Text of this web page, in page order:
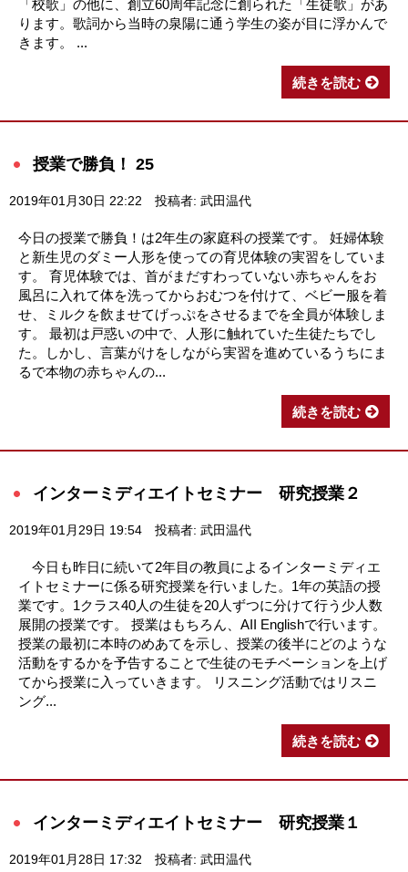
「校歌」の他に、創立60周年記念に創られた「生徒歌」があ
ります。歌詞から当時の泉陽に通う学生の姿が目に浮かんで
きます。 ...
続きを読む
授業で勝負！ 25
2019年01月30日 22:22 投稿者: 武田温代
今日の授業で勝負！は2年生の家庭科の授業です。 妊婦体験
と新生児のダミー人形を使っての育児体験の実習をしていま
す。 育児体験では、首がまだすわっていない赤ちゃんをお
風呂に入れて体を洗ってからおむつを付けて、ベビー服を着
せ、ミルクを飲ませてげっぷをさせるまでを全員が体験しま
す。 最初は戸惑いの中で、人形に触れていた生徒たちでし
た。しかし、言葉がけをしながら実習を進めているうちにま
るで本物の赤ちゃんの...
続きを読む
インターミディエイトセミナー 研究授業２
2019年01月29日 19:54 投稿者: 武田温代
今日も昨日に続いて2年目の教員によるインターミディエ
イトセミナーに係る研究授業を行いました。1年の英語の授
業です。1クラス40人の生徒を20人ずつに分けて行う少人数
展開の授業です。 授業はもちろん、AII Englishで行います。
授業の最初に本時のめあてを示し、授業の後半にどのような
活動をするかを予告することで生徒のモチベーションを上げ
てから授業に入っていきます。 リスニング活動ではリスニ
ング...
続きを読む
インターミディエイトセミナー 研究授業１
2019年01月28日 17:32 投稿者: 武田温代